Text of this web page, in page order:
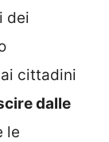
dei
cittadini
dalle
le